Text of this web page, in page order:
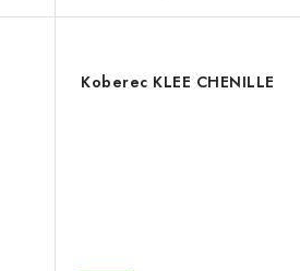
Koberec KLEE CHENILLE